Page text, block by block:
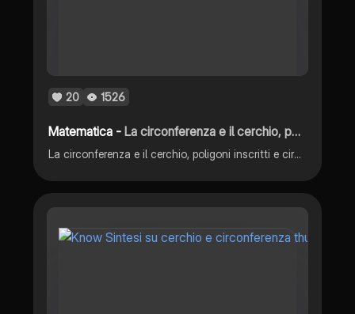
20 1526
Matematica -La circonferenza e il cerchio, poligoni inscritti e circoscritti
La circonferenza e il cerchio, poligoni inscritti e circoscritti